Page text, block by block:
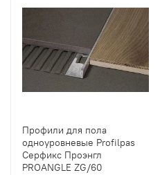
Профили для пола
одноуровневые Profilpas
Серфикс Проэнгл
PROANGLE ZG/60